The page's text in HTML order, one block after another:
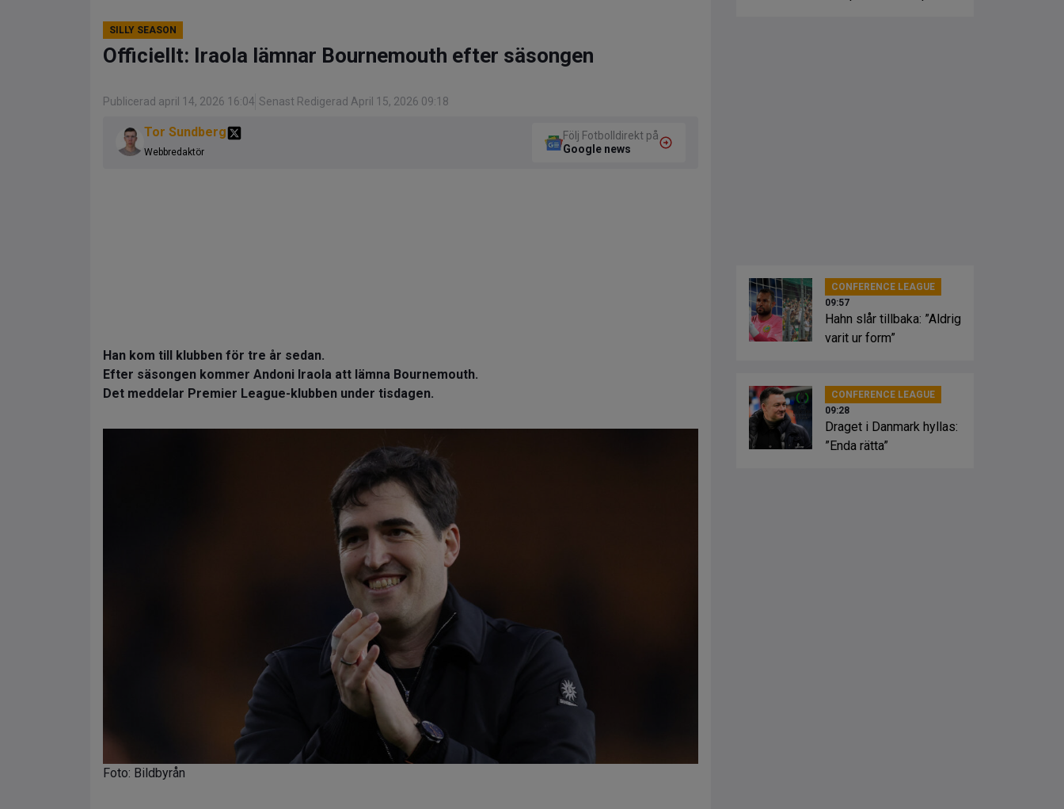
SILLY SEASON
Officiellt: Iraola lämnar Bournemouth efter säsongen
Publicerad april 14, 2026 16:04 Senast Redigerad April 15, 2026 09:18
Tor Sundberg
Webbredaktör
Följ Fotbolldirekt på
Google news
Han kom till klubben för tre år sedan.
Efter säsongen kommer Andoni Iraola att lämna Bournemouth.
Det meddelar Premier League-klubben under tisdagen.
Foto: Bildbyrån
CONFERENCE LEAGUE
09:57
Hahn slår tillbaka: ”Aldrig
varit ur form”
CONFERENCE LEAGUE
09:28
Draget i Danmark hyllas:
”Enda rätta”